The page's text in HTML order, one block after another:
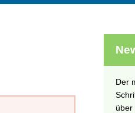
Der
über